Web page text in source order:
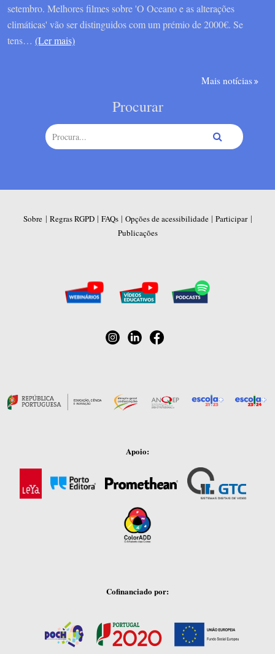
setembro. Melhores filmes sobre 'O Oceano e as alterações
climáticas' vão ser distinguidos com um prémio de 2000€. Se
tens… (Ler mais)
Mais notícias
Procurar
Sobre | Regras RGPD| FAQs| Opções de acessibilidade| Participar|
Publicações
Apoio:
Cofinanciado por: